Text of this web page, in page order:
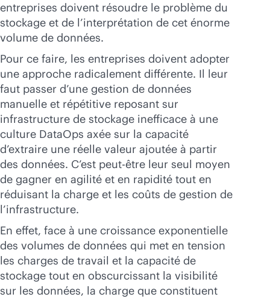
entreprises doivent résoudre le problème du
stockage et de l’interprétation de cet énorme
volume de données.
Pour ce faire, les entreprises doivent adopter
une approche radicalement différente. Il leur
faut passer d’une gestion de données
manuelle et répétitive reposant sur
infrastructure de stockage inefficace à une
culture DataOps axée sur la capacité
d’extraire une réelle valeur ajoutée à partir
des données. C’est peut-être leur seul moyen
de gagner en agilité et en rapidité tout en
réduisant la charge et les coûts de gestion de
l’infrastructure.
En effet, face à une croissance exponentielle
des volumes de données qui met en tension
les charges de travail et la capacité de
stockage tout en obscurcissant la visibilité
sur les données, la charge que constituent